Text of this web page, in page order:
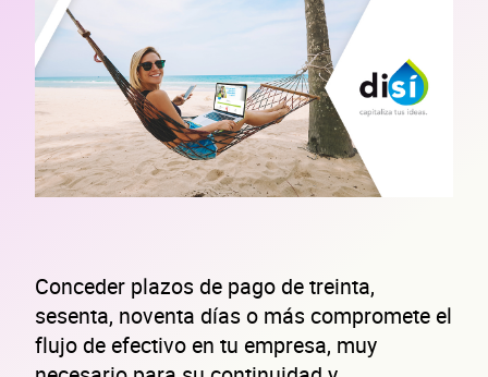
Conceder plazos de pago de treinta,
sesenta, noventa días o más compromete el
flujo de efectivo en tu empresa, muy